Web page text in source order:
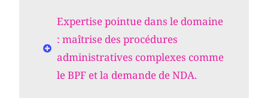
Expertise pointue dans le domaine
: maîtrise des procédures
administratives complexes comme
le BPF et la demande de NDA.